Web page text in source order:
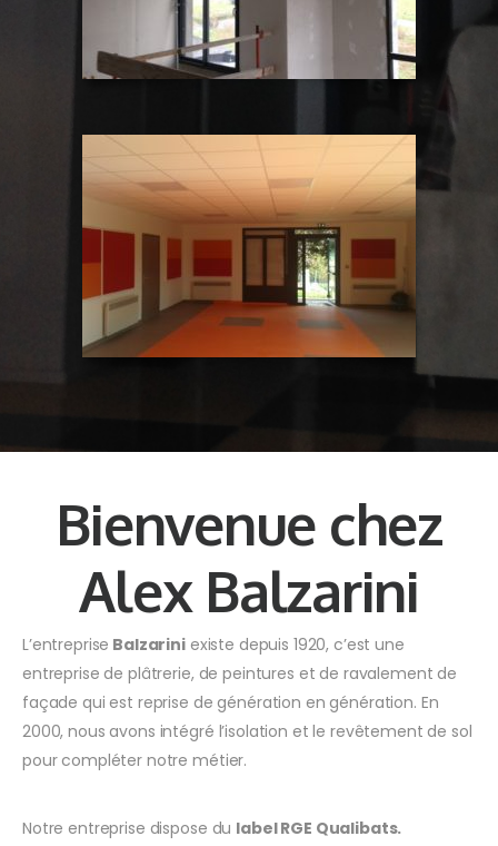
Bienvenue chez
Alex Balzarini
L’entreprise Balzariniexiste depuis 1920, c’est une
entreprise de plâtrerie, de peintures et de ravalement de
façade qui est reprise de génération en génération. En
2000, nous avons intégré l’isolation et le revêtement de sol
pour compléter notre métier.
Notre entreprise dispose du label RGE Qualibats.